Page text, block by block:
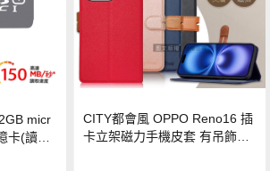
micr
卡(讀取
CITY都會風 OPPO Reno16 插
卡立架磁力手機皮套 有吊飾孔